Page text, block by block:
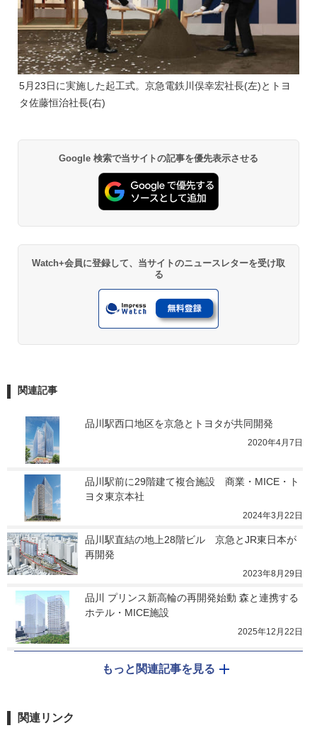
5月23日に実施した起工式。京急電鉄川俣幸宏社長(左)とトヨ
タ佐藤恒治社長(右)
Google 検索で当サイトの記事を優先表示させる
Watch+会員に登録して、当サイトのニュースレターを受け取
る
関連記事
品川駅西口地区を京急とトヨタが共同開発
2020年4月7日
品川駅前に29階建て複合施設　商業・MICE・ト
ヨタ東京本社
2024年3月22日
品川駅直結の地上28階ビル　京急とJR東日本が
再開発
2023年8月29日
品川 プリンス新高輪の再開発始動 森と連携する
ホテル・MICE施設
2025年12月22日
もっと関連記事を見る
関連リンク